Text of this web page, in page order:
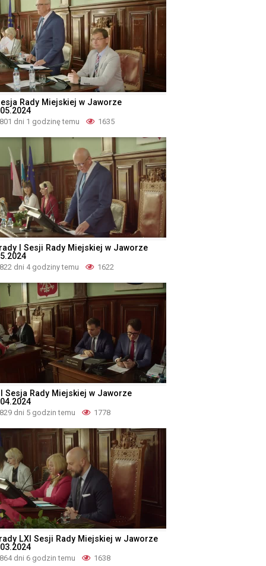
Rady Miejskiej w Jaworze
801 dni 1 godzinę temu 1635
I Sesji Rady Miejskiej w Jaworze
822 dni 4 godziny temu 1622
Sesja Rady Miejskiej w Jaworze
829 dni 5 godzin temu 1778
LXI Sesji Rady Miejskiej w Jaworze
864 dni 6 godzin temu 1638